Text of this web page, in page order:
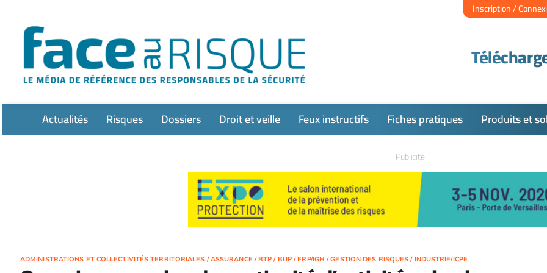
contenu
Inscription /
Actualités Risques Dossiers Droit et veille Feux instructifs Fiches pratiques Produits et
Publicité
ADMINISTRATIONS ET COLLECTIVITÉS TERRITORIALES /ASSURANCE /BTP / BUP /ERP/IGH /GESTION DES RISQUES / INDUSTRIE/ICPE